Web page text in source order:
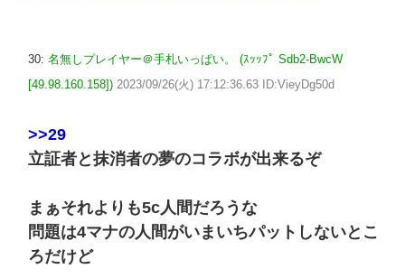
30: 名無しプレイヤー＠手札いっぱい。 (ｽｯｯﾌﾟ Sdb2-BwcW
[49.98.160.158]) 2023/09/26(火) 17:12:36.63 ID:VieyDg50d
>>29
立証者と抹消者の夢のコラボが出来るぞ
まぁそれよりも5c人間だろうな
問題は4マナの人間がいまいちパットしないとこ
ろだけど